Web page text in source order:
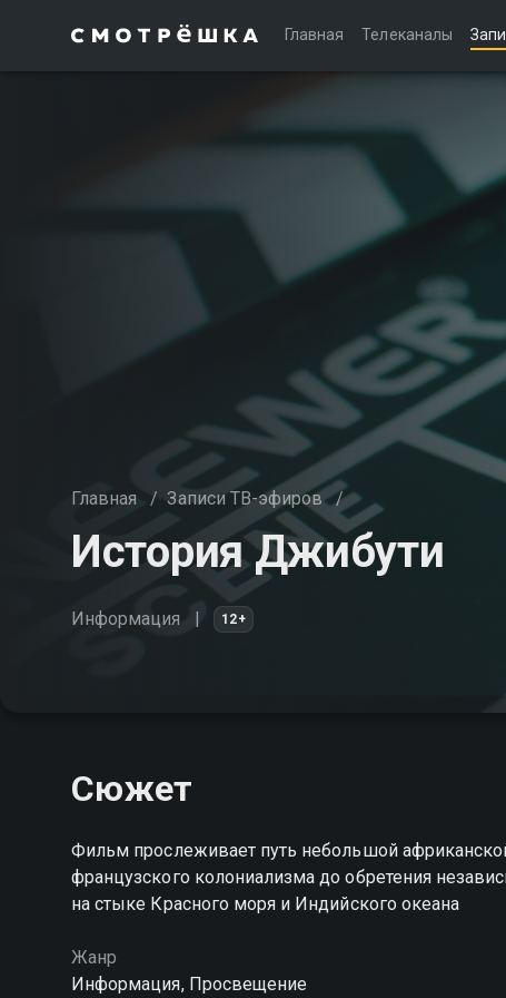
Главная Телеканалы
Главная / Записи ТВ-эфиров /
История Джибути
Информация 12+
Сюжет
Фильм прослеживает путь небольшой
французского колониализма до обретения
на стыке Красного моря и Индийского океана
Жанр
Информация, Просвещение